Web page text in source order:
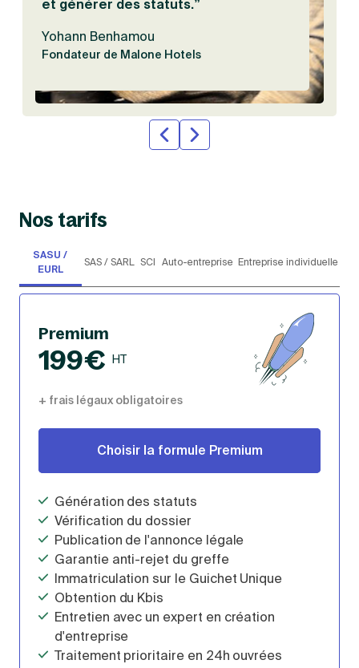
et générer des statuts.”
Yohann Benhamou
Fondateur de Malone Hotels
Nos tarifs
SASU /
EURL
SAS /
SARL
SC
I
Auto-
entreprise
Entreprise
individuelle
Premium
199€ HT
+ frais légaux obligatoires
Choisir la formule Premium
Génération des statuts
Vérification du dossier
Publication de l'annonce légale
Garantie anti-rejet du greffe
Immatriculation sur le Guichet Unique
Obtention du Kbis
Entretien avec un expert en création
d'entreprise
Traitement prioritaire en 24h ouvrées